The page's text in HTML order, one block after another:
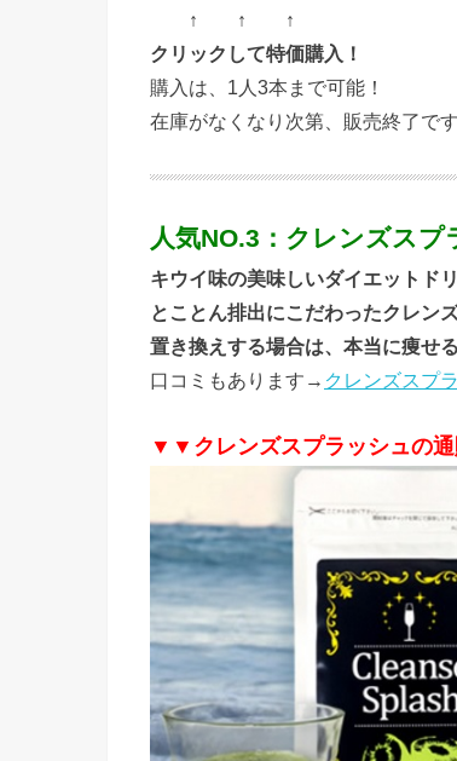
↑ ↑ ↑
クリックして特価購入！
購入は、1人3本まで可能！
在庫がなくなり次第、販売終了です
人気NO.3：クレンズス
キウイ味の美味しいダイエットドリ
とことん排出にこだわったクレン
置き換えする場合は、本当に痩せ
口コミもあります→ クレンズスプ
▼▼クレンズスプラッシュの